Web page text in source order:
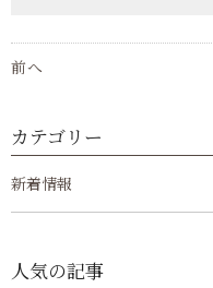
前へ
カテゴリー
新着情報
人気の記事